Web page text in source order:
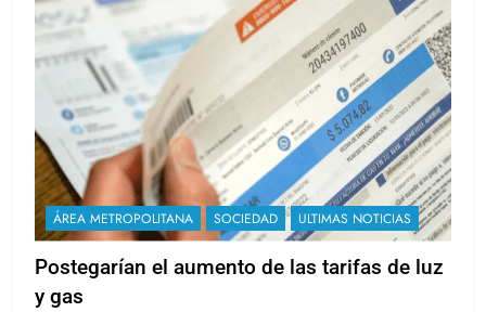
ÁREA METROPOLITANA SOCIEDAD ULTIMAS NOTICIAS
Postegarían el aumento de las tarifas de luz
y gas